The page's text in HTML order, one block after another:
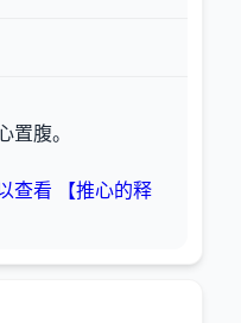
置腹。
查看 【推心的释